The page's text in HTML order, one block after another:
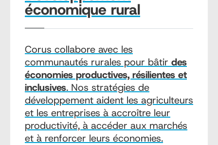
économique rural
Corus collabore avec les
communautés rurales pour bâtir des
économies productives, résilientes et
inclusives. Nos stratégies de
développement aident les agriculteurs
et les entreprises à accroître leur
productivité, à accéder aux marchés
et à renforcer leurs économies.